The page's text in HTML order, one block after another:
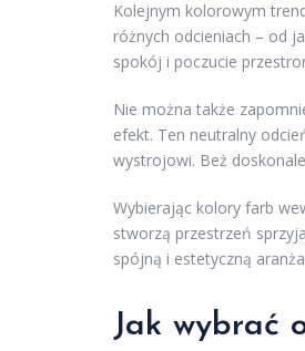
Kolejnym kolorowym
różnych odcieniach – od
spokój i poczucie
Nie można także
efekt. Ten neutralny
wystrojowi. Beż
Wybierając kolory farb
stworzą przestrzeń
spójną i estetyczną
Jak wybrać